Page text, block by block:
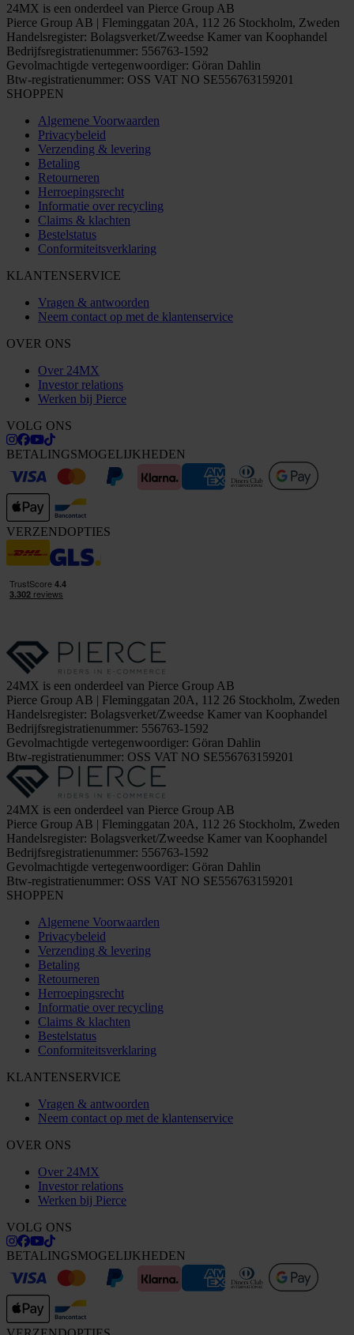
24MX is een onderdeel van Pierce Group AB
Pierce Group AB | Fleminggatan 20A, 112 26 Stockholm, Zweden
Handelsregister: Bolagsverket/Zweedse Kamer van Koophandel
Bedrijfsregistratienummer: 556763-1592
Gevolmachtigde vertegenwoordiger: Göran Dahlin
Btw-registratienummer: OSS VAT NO SE556763159201
SHOPPEN
Algemene Voorwaarden
Privacybeleid
Verzending & levering
Betaling
Retourneren
Herroepingsrecht
Informatie over recycling
Claims & klachten
Bestelstatus
Conformiteitsverklaring
KLANTENSERVICE
Vragen & antwoorden
Neem contact op met de klantenservice
OVER ONS
Over 24MX
Investor relations
Werken bij Pierce
VOLG ONS
BETALINGSMOGELIJKHEDEN
VERZENDOPTIES
24MX is een onderdeel van Pierce Group AB
Pierce Group AB | Fleminggatan 20A, 112 26 Stockholm, Zweden
Handelsregister: Bolagsverket/Zweedse Kamer van Koophandel
Bedrijfsregistratienummer: 556763-1592
Gevolmachtigde vertegenwoordiger: Göran Dahlin
Btw-registratienummer: OSS VAT NO SE556763159201
24MX is een onderdeel van Pierce Group AB
Pierce Group AB | Fleminggatan 20A, 112 26 Stockholm, Zweden
Handelsregister: Bolagsverket/Zweedse Kamer van Koophandel
Bedrijfsregistratienummer: 556763-1592
Gevolmachtigde vertegenwoordiger: Göran Dahlin
Btw-registratienummer: OSS VAT NO SE556763159201
SHOPPEN
Algemene Voorwaarden
Privacybeleid
Verzending & levering
Betaling
Retourneren
Herroepingsrecht
Informatie over recycling
Claims & klachten
Bestelstatus
Conformiteitsverklaring
KLANTENSERVICE
Vragen & antwoorden
Neem contact op met de klantenservice
OVER ONS
Over 24MX
Investor relations
Werken bij Pierce
VOLG ONS
BETALINGSMOGELIJKHEDEN